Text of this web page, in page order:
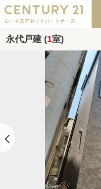
永代戸建 (1室)